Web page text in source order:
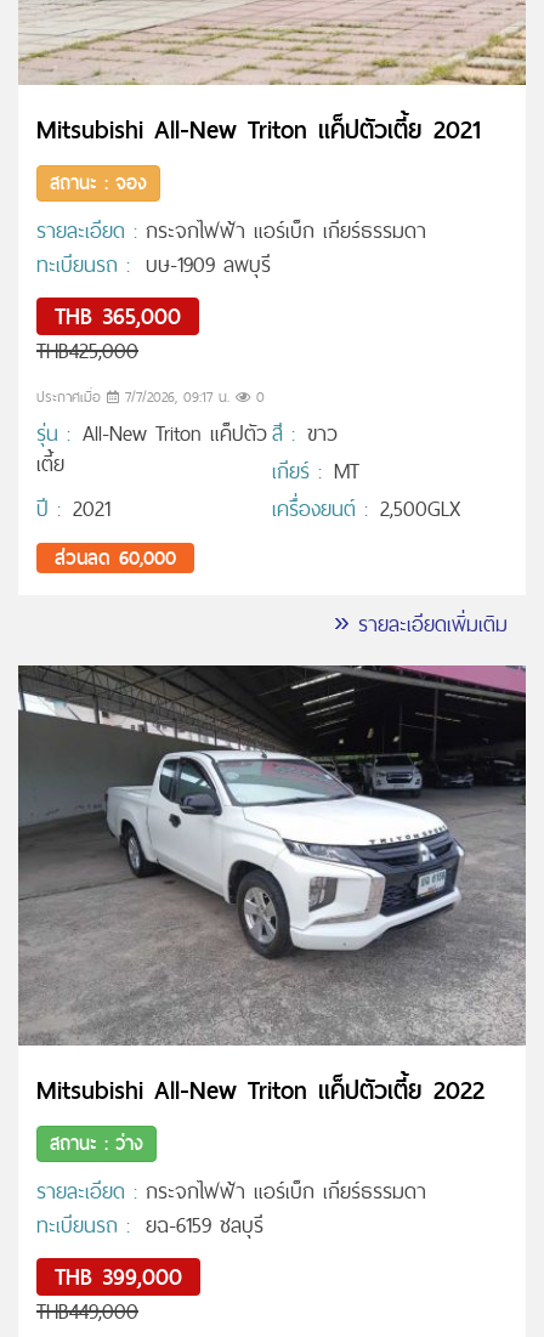
Mitsubishi All-New Triton แค็ปตัวเตี้ย 2021
สถานะ : จอง
รายละเอียด : กระจกไฟฟ้า แอร์เบ็ก เกียร์ธรรมดา
ทะเบียนรถ : บษ-1909 ลพบุรี
THB 365,000
THB425,000
ประกาศเมื่อ 7/7/2026, 09:17 น. 0
รุ่น : All-New Triton แค็ปตัว
เตี้ย
สี : ขาว
เกียร์ : MT
ปี : 2021 เครื่องยนต์ : 2,500GLX
ส่วนลด 60,000
» รายละเอียดเพิ่มเติม
Mitsubishi All-New Triton แค็ปตัวเตี้ย 2022
สถานะ : ว่าง
รายละเอียด : กระจกไฟฟ้า แอร์เบ็ก เกียร์ธรรมดา
ทะเบียนรถ : ยฉ-6159 ชลบุรี
THB 399,000
THB449,000